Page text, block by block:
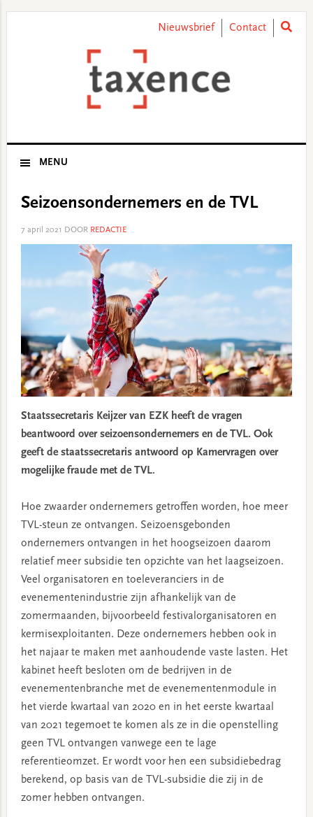
Nieuwsbrief Contact
MENU
Seizoensondernemers en de TVL
7 april 2021 DOOR REDACTIE
Staatssecretaris Keijzer van EZK heeft de vragen
beantwoord over seizoensondernemers en de TVL. Ook
geeft de staatssecretaris antwoord op Kamervragen over
mogelijke fraude met de TVL.
Hoe zwaarder ondernemers getroffen worden, hoe meer
TVL-steun ze ontvangen. Seizoensgebonden
ondernemers ontvangen in het hoogseizoen daarom
relatief meer subsidie ten opzichte van het laagseizoen.
Veel organisatoren en toeleveranciers in de
evenementenindustrie zijn afhankelijk van de
zomermaanden, bijvoorbeeld festivalorganisatoren en
kermisexploitanten. Deze ondernemers hebben ook in
het najaar te maken met aanhoudende vaste lasten. Het
kabinet heeft besloten om de bedrijven in de
evenementenbranche met de evenementenmodule in
het vierde kwartaal van 2020 en in het eerste kwartaal
van 2021 tegemoet te komen als ze in die openstelling
geen TVL ontvangen vanwege een te lage
referentieomzet. Er wordt voor hen een subsidiebedrag
berekend, op basis van de TVL-subsidie die zij in de
zomer hebben ontvangen.